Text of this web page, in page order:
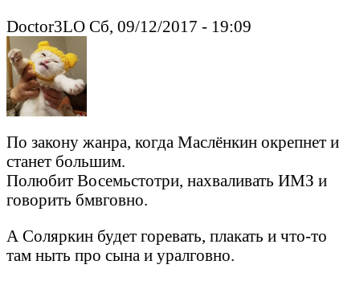
Doctor3LO Сб, 09/12/2017 - 19:09
По закону жанра, когда Маслёнкин окрепнет и
станет большим.
Полюбит Восемьстотри, нахваливать ИМЗ и
говорить бмвговно.
А Соляркин будет горевать, плакать и что-то
там ныть про сына и уралговно.